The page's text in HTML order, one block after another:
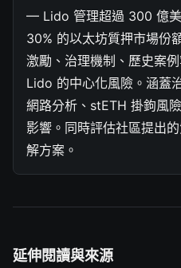
— Lido 管理超過 300 億
30% 的以太坊質押市場份
激勵、治理機制、歷史案
Lido 的中心化風險。涵蓋
網路分析、stETH 掛鉤風
影響。同時評估社區提出
解方案。
延伸閱讀與來源